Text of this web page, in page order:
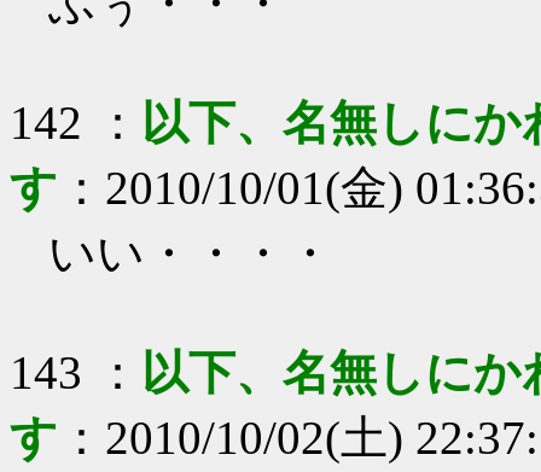
142 ： 以下、名無しに
す ： 2010/10/01(金)
いい・・・・
143 ： 以下、名無しに
す ： 2010/10/02(土)